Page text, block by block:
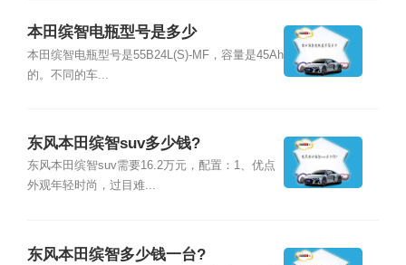
本田缤智电瓶型号是多少
本田缤智电瓶型号是55B24L(S)-MF，容量是45Ah
的。不同的车...
东风本田缤智suv多少钱?
东风本田缤智suv需要16.2万元，配置：1、优点
外观年轻时尚，过目难...
东风本田缤智多少钱一台?